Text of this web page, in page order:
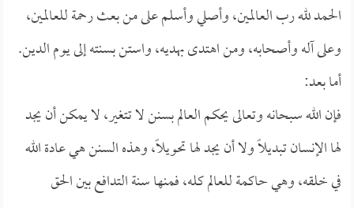
الحمد لله رب العالمين، وأصلي وأسلم على من بعث رحمة للعالمين،
وعلى آله وأصحابه، ومن اهتدى بهديه، واستن بسنته إلى يوم الدين.
أما بعد:
فإن الله سبحانه وتعالى يحكم العالم بسنن لا تتغير، لا يمكن أن يجد
لها الإنسان تبديلًا ولا أن يجد لها تحويلاً، وهذه السنن هي عادة الله
في خلقه، وهي حاكمة للعالم كله، فمنها سنة التدافع بين الحق